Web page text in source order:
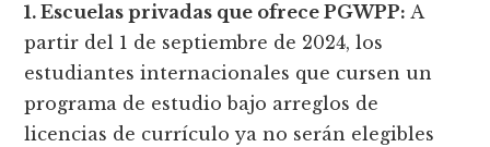
1. Escuelas privadas que ofrece PGWPP: A
partir del 1 de septiembre de 2024, los
estudiantes internacionales que cursen un
programa de estudio bajo arreglos de
licencias de currículo ya no serán elegibles